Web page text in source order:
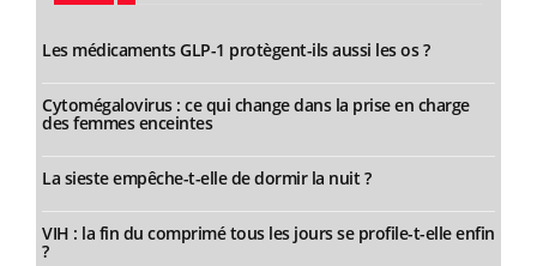
Les médicaments GLP-1 protègent-ils aussi les os ?
Cytomégalovirus : ce qui change dans la prise en charge
des femmes enceintes
La sieste empêche-t-elle de dormir la nuit ?
VIH : la fin du comprimé tous les jours se profile-t-elle enfin
?